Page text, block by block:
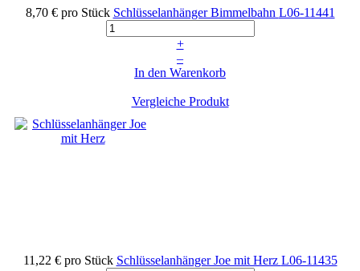
8,70 € pro Stück Schlüsselanhänger Bimmelbahn L06-11441
+
–
In den Warenkorb
Vergleiche Produkt
11,22 € pro Stück Schlüsselanhänger Joe mit Herz L06-11435